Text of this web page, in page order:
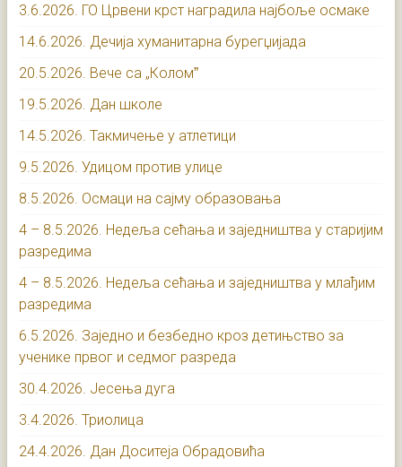
3.6.2026. ГО Црвени крст наградила најбоље осмаке
14.6.2026. Дечија хуманитарна бурегџијада
20.5.2026. Вече са „Коломˮ
19.5.2026. Дан школе
14.5.2026. Такмичење у атлетици
9.5.2026. Удицом против улице
8.5.2026. Осмаци на сајму образовања
4 – 8.5.2026. Недеља сећања и заједништва у старијим
разредима
4 – 8.5.2026. Недеља сећања и заједништва у млађим
разредима
6.5.2026. Заједно и безбедно кроз детињство за
ученике првог и седмог разреда
30.4.2026. Јесења дуга
3.4.2026. Триолица
24.4.2026. Дан Доситеја Обрадовића